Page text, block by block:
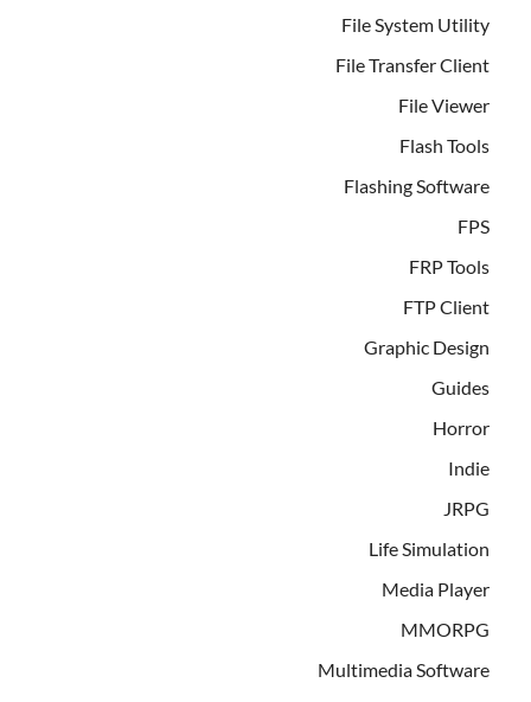
File System Utility
File Transfer Client
File Viewer
Flash Tools
Flashing Software
FPS
FRP Tools
FTP Client
Graphic Design
Guides
Horror
Indie
JRPG
Life Simulation
Media Player
MMORPG
Multimedia Software